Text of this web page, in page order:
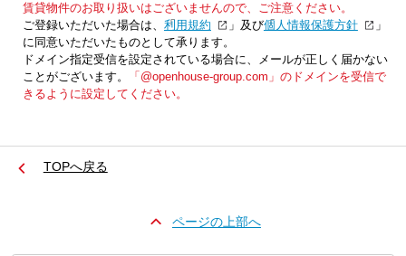
賃貸物件のお取り扱いはございませんので、ご注意ください。
ご登録いただいた場合は、「利用規約 」及び「個人情報保護方針
」
に同意いただいたものとして承ります。
ドメイン指定受信を設定されている場合に、メールが正しく届かない
ことがございます。
「@openhouse-group.com」のドメインを受信で
きるように設定してください。
TOPへ戻る
ページの上部へ